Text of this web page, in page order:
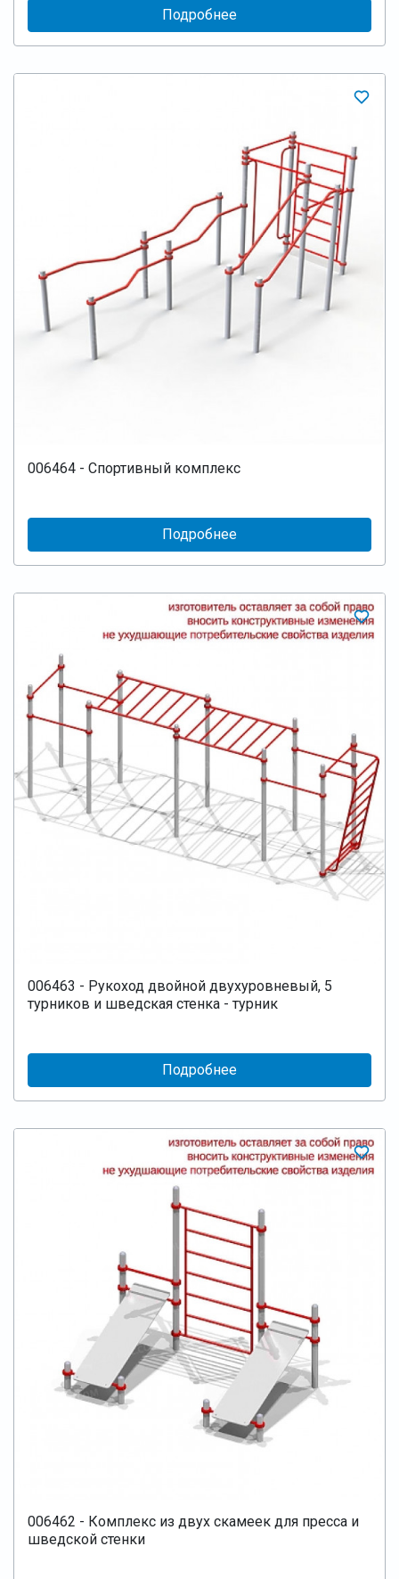
Подробнее
006464 - Спортивный комплекс
Подробнее
006463 - Рукоход двойной двухуровневый, 5
турников и шведская стенка - турник
Подробнее
006462 - Комплекс из двух скамеек для пресса и
шведской стенки